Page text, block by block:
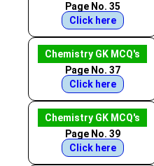
Page No. 35
Click here
Chemistry GK MCQ's
Page No. 37
Click here
Chemistry GK MCQ's
Page No. 39
Click here